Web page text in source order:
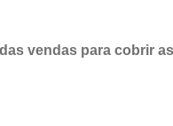
vendas para cobrir